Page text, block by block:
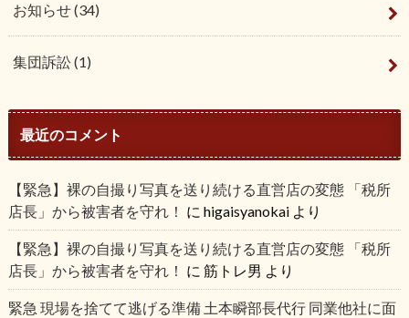
お知らせ(34)
集団訴訟(1)
最近のコメント
【緊急】裸の自撮り写真を送り続ける直営店の変態 「税所
店長」から被害者を守れ！ に higaisyanokaiより
【緊急】裸の自撮り写真を送り続ける直営店の変態 「税所
店長」から被害者を守れ！ に 筋トレ男 より
緊急 現場を捨てて逃げる準備 土本瞬部長代行 同業他社に面